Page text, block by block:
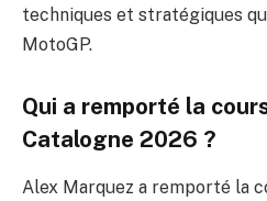
techniques et stratégiques
MotoGP.
Qui a remporté la
Catalogne 2026 ?
Alex Marquez a remporté la